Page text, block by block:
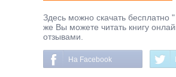
Здесь можно скачать
же Вы можете читать книгу
отзывами.
На Facebook